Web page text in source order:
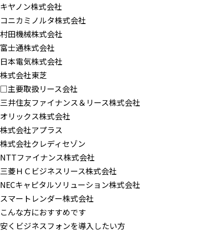
キヤノン株式会社
コニカミノルタ株式会社
村田機械株式会社
富士通株式会社
日本電気株式会社
株式会社東芝
□主要取扱リース会社
三井住友ファイナンス＆リース株式会社
オリックス株式会社
株式会社アプラス
株式会社クレディセゾン
NTTファイナンス株式会社
三菱ＨＣビジネスリース株式会社
NECキャピタルソリューション株式会社
スマートレンダー株式会社
こんな方におすすめです
安くビジネスフォンを導入したい方